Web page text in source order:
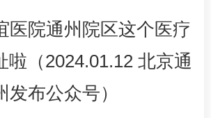
医院通州院区这个医疗
啦（2024.01.12 北京通
发布公众号）